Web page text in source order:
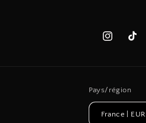
InstagramTikTok
Pays/région